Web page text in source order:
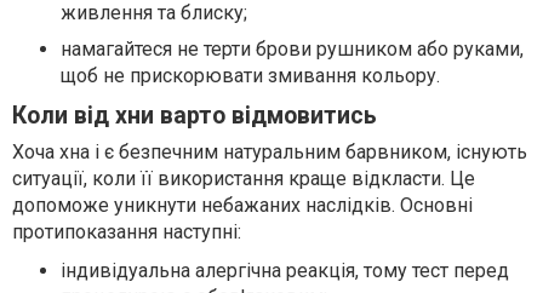
живлення та блиску;
намагайтеся не терти брови рушником або руками,
щоб не прискорювати змивання кольору.
Коли від хни варто відмовитись
Хоча хна і є безпечним натуральним барвником, існують
ситуації, коли її використання краще відкласти. Це
допоможе уникнути небажаних наслідків. Основні
протипоказання наступні:
індивідуальна алергічна реакція, тому тест перед